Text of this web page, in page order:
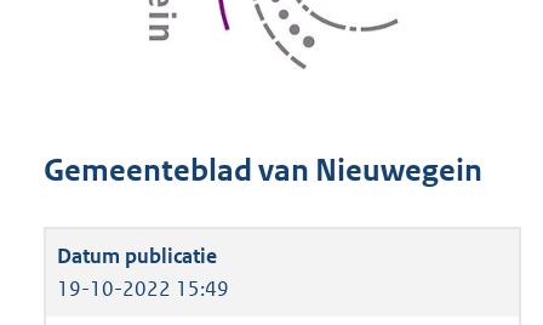
Gemeenteblad van Nieuwegein
19-10-2022 15:49